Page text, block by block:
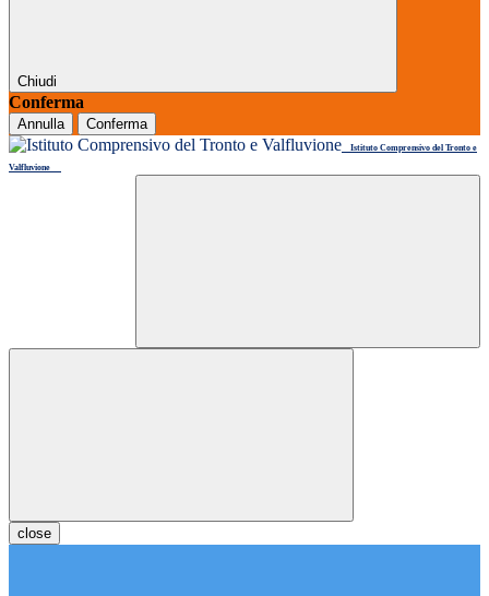
Chiudi
Conferma
Annulla Conferma
Istituto Comprensivo del Tronto e
Valfluvione
close